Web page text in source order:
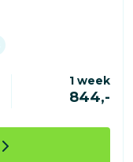
1 week
844,-